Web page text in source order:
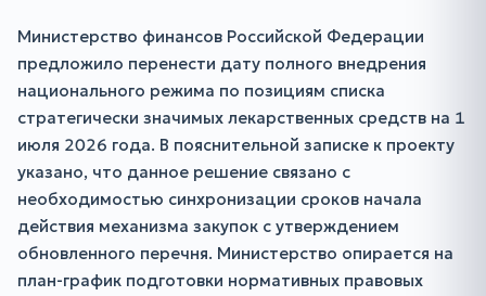
Министерство финансов Российской Федерации
предложило перенести дату полного внедрения
национального режима по позициям списка
стратегически значимых лекарственных средств на 1
июля 2026 года. В пояснительной записке к проекту
указано, что данное решение связано с
необходимостью синхронизации сроков начала
действия механизма закупок с утверждением
обновленного перечня. Министерство опирается на
план-график подготовки нормативных правовых